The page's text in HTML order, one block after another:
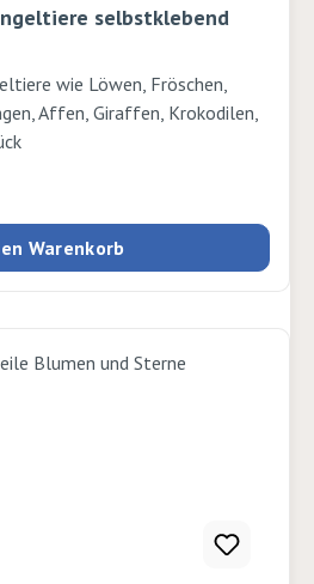
selbstklebend
wie Löwen, Fröschen,
Affen, Giraffen, Krokodilen,
Warenkorb